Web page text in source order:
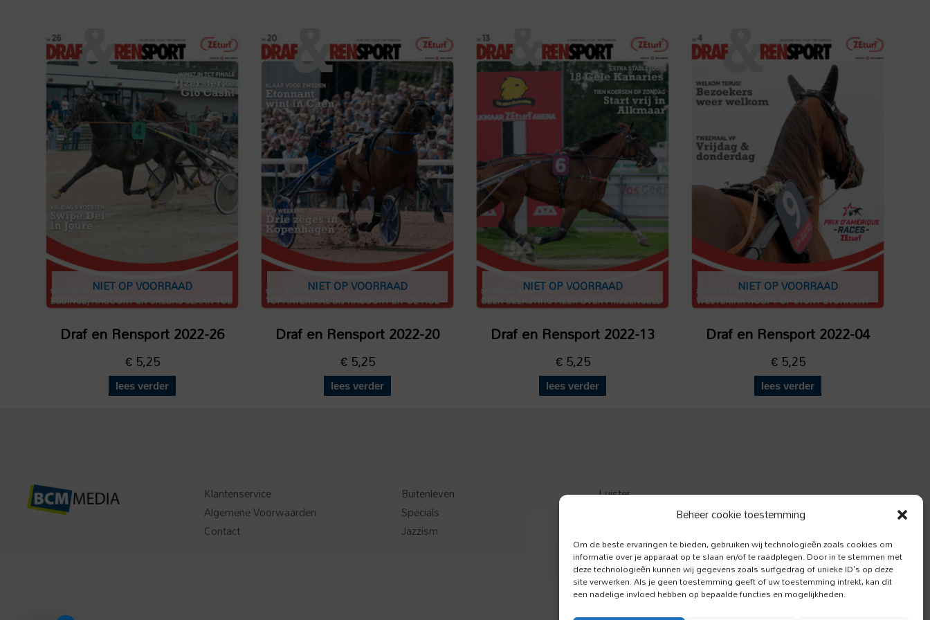
Beheer cookie toestemming
Om de beste ervaringen te bieden, gebruiken wij technologieën zoals cookies om
informatie over je apparaat op te slaan en/of te raadplegen. Door in te stemmen met
deze technologieën kunnen wij gegevens zoals surfgedrag of unieke ID's op deze
site verwerken. Als je geen toestemming geeft of uw toestemming intrekt, kan dit
een nadelige invloed hebben op bepaalde functies en mogelijkheden.
NIET OP VOORRAAD
Draf en Rensport 2022-26
€5,25
lees verder
NIET OP VOORRAAD
Draf en Rensport 2022-20
€5,25
lees verder
NIET OP VOORRAAD
Draf en Rensport 2022-13
€5,25
lees verder
NIET OP VOORRAAD
Draf en Rensport 2022-04
€5,25
lees verder
Klantenservice
Algemene Voorwaarden
Contact
Buitenleven
Specials
Jazzism
Luister